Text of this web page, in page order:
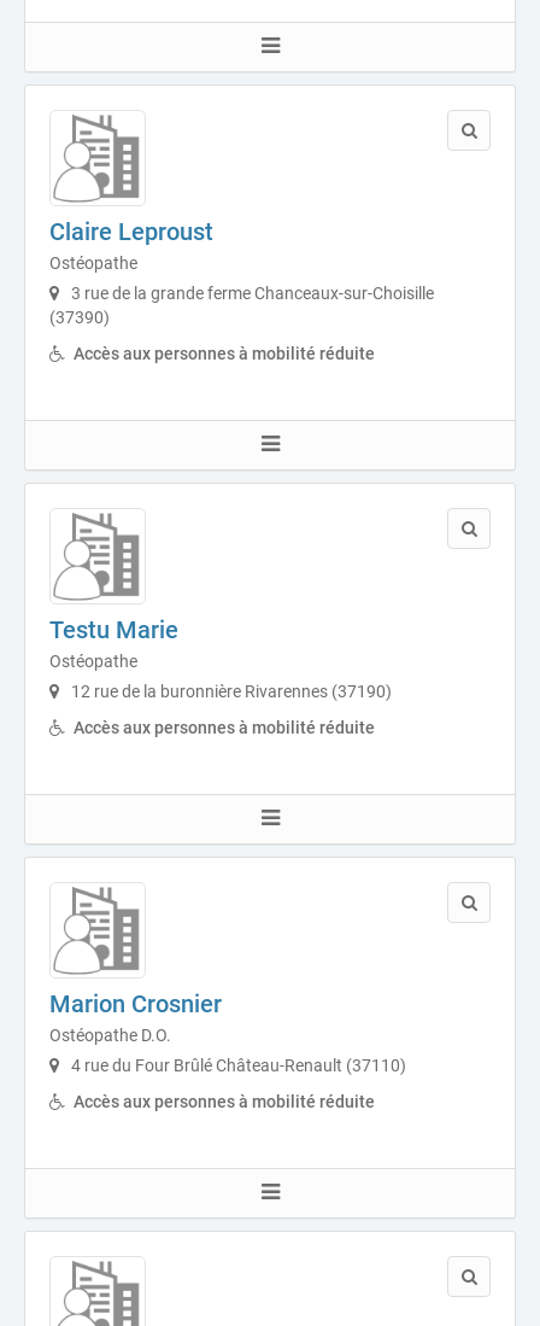
Claire Leproust
Ostéopathe
3 rue de la grande ferme Chanceaux-sur-Choisille
(37390)
Accès aux personnes à mobilité réduite
Testu Marie
Ostéopathe
12 rue de la buronnière Rivarennes (37190)
Accès aux personnes à mobilité réduite
Marion Crosnier
Ostéopathe D.O.
4 rue du Four Brûlé Château-Renault (37110)
Accès aux personnes à mobilité réduite